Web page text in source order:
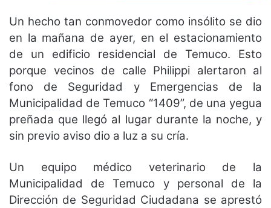
Un hecho tan conmovedor como insólito se dio
en la mañana de ayer, en el estacionamiento
de un edificio residencial de Temuco. Esto
porque vecinos de calle Philippi alertaron al
fono de Seguridad y Emergencias de la
Municipalidad de Temuco “1409”, de una yegua
preñada que llegó al lugar durante la noche, y
sin previo aviso dio a luz a su cría.
Un equipo médico veterinario de la
Municipalidad de Temuco y personal de la
Dirección de Seguridad Ciudadana se aprestó